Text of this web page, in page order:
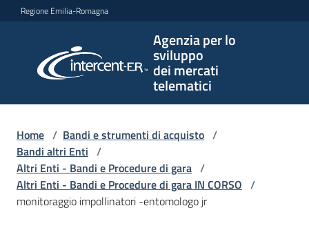
Vai al contenuto
Vai alla navigazione
Vai al footer
Regione Emilia-Romagna
Agenzia per lo
sviluppo
dei mercati
telematici
per lo
sviluppo
telematici
L'Agenzia
Home / Bandi e strumenti di acquisto /
Bandi altri Enti /
Altri Enti - Bandi e Procedure di gara /
Altri Enti - Bandi e Procedure di gara IN CORSO /
monitoraggio impollinatori -entomologo jr